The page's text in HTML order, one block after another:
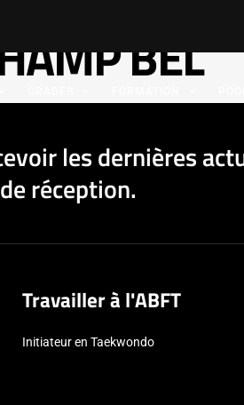
BEL
les dernières
réception.
Travailler à l'ABFT
Initiateur en Taekwondo